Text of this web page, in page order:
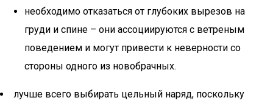
необходимо отказаться от глубоких вырезов на
груди и спине – они ассоциируются с ветреным
поведением и могут привести к неверности со
стороны одного из новобрачных.
лучше всего выбирать цельный наряд, поскольку